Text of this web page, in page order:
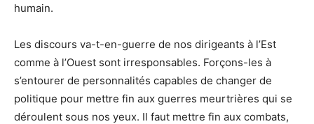
humain.
Les discours va-t-en-guerre de nos dirigeants à l’Est
comme à l’Ouest sont irresponsables. Forçons-les à
s’entourer de personnalités capables de changer de
politique pour mettre fin aux guerres meurtrières qui se
déroulent sous nos yeux. Il faut mettre fin aux combats,